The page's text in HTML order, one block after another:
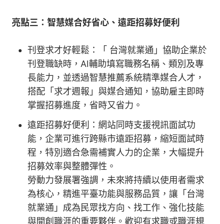
亮點三：智慧媒合好省心、遠距招募好便利
刊登求才好輕鬆：「 台灣就業通」協助企業於
刊登職缺時，AI輔助填寫職務名稱、類別及專
長能力，並透過智慧推薦系統精準媒合人才，
搭配「求才週報」與媒合通知，協助雇主即時
掌握招募進度，省時又省力。
遠距招募好便利：網站同時支援視訊面試功
能，企業可進行跨縣市遠距招募，縮短面試時
程，特別適合急需補實人力的企業，大幅提升
招募效率與整體彈性。
勞動力發展署強調，未來將持續以使用者需求
為核心，精進平臺功能與服務品質，讓「台灣
就業通」成為民眾找方向、找工作、強化技能
與開創職涯的重要夥伴。歡迎有求職或職涯規